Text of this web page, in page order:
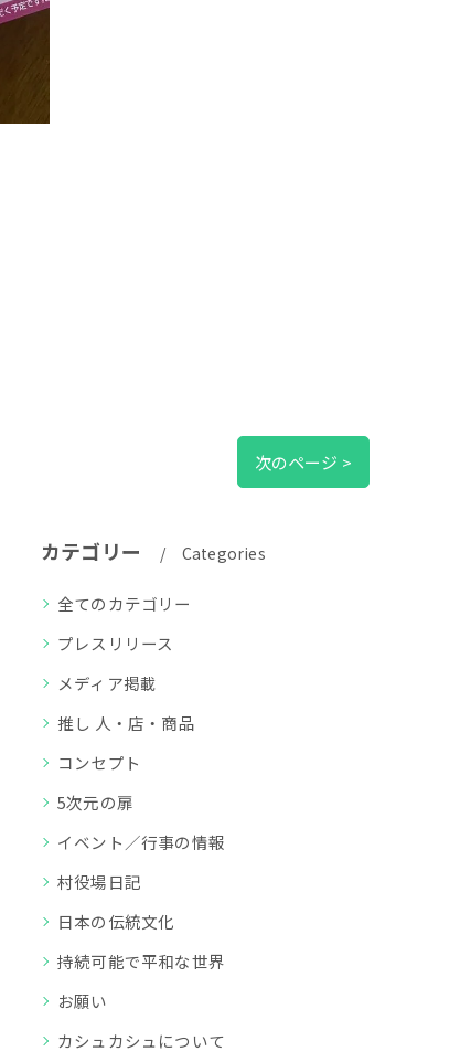
次のページ >
カテゴリー Categories
全てのカテゴリー
プレスリリース
メディア掲載
推し 人・店・商品
コンセプト
5次元の扉
イベント／行事の情報
村役場日記
日本の伝統文化
持続可能で平和な世界
お願い
カシュカシュについて